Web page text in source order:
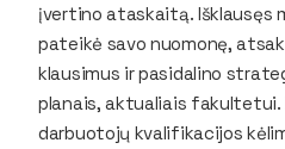
įvertino ataskaitą. Išklausęs
pateikė savo nuomonę,
klausimus ir pasidalino
planais, aktualiais fakultetui.
darbuotojų kvalifikacijos